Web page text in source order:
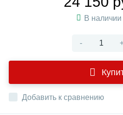
В
-
Добавить к сравнению